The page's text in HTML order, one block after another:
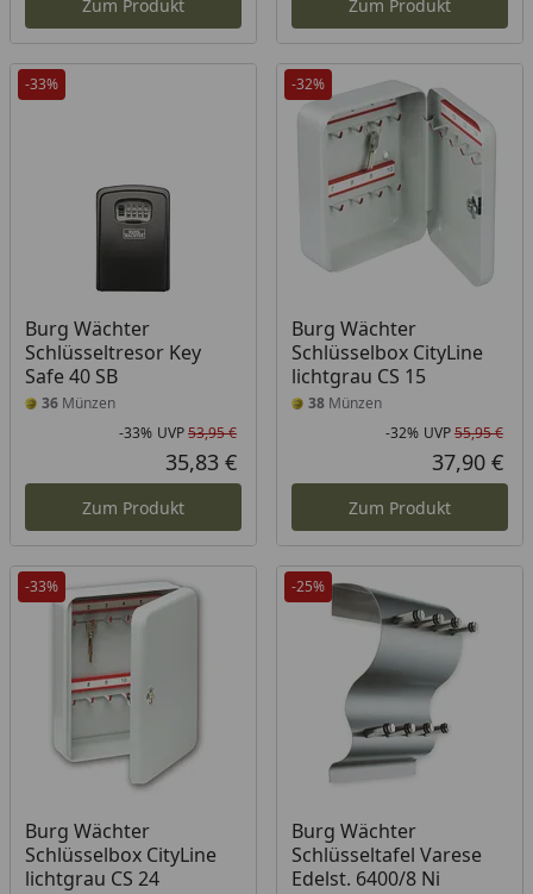
Zum Produkt Zum Produkt
-33%
Burg Wächter
Schlüsseltresor Key
Safe 40 SB
36 Münzen
Rabatt in Prozent
-33%
Ursprünglicher Preis
UVP53,95 €
Aktueller Preis
35,83 €
Zum Produkt
-32%
Burg Wächter
Schlüsselbox CityLine
lichtgrau CS 15
38Münzen
-32% UVP55,95 €
37,90 €
Zum Produkt
-33%
Burg Wächter
Schlüsselbox CityLine
lichtgrau CS 24
-25%
Burg Wächter
Schlüsseltafel Varese
Edelst. 6400/8 Ni
Produkt nicht lieferbar